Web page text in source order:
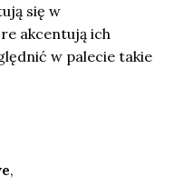
się w
akcentują ich
w palecie takie
,